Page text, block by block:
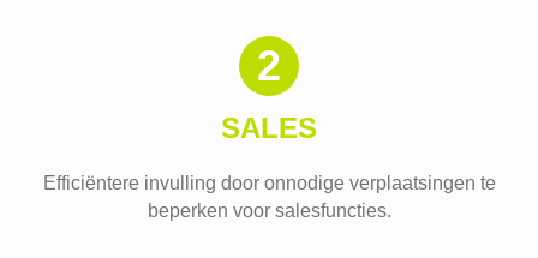
2
SALES
Efficiëntere invulling door onnodige verplaatsingen te
beperken voor salesfuncties.